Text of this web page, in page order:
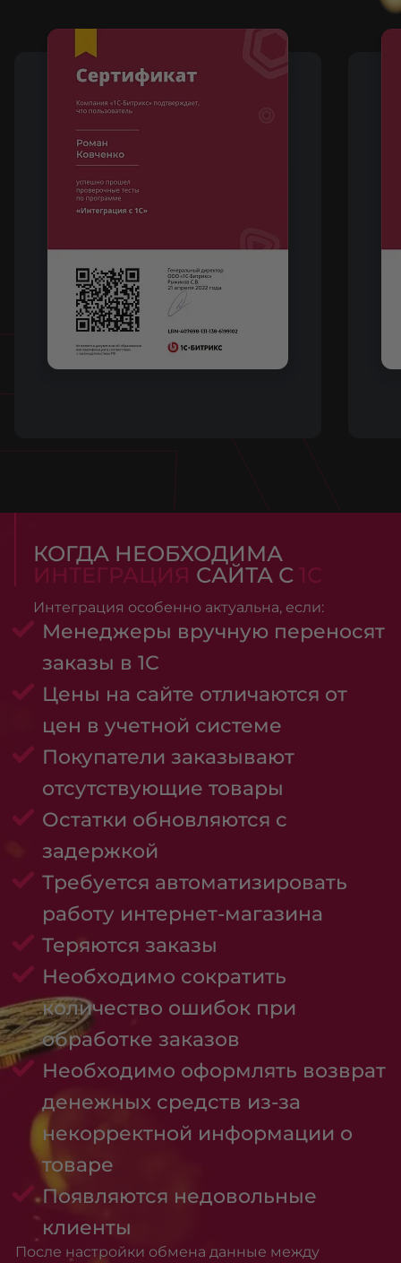
КОГДА НЕОБХОДИМА
ИНТЕГРАЦИЯ САЙТА С 1С
Интеграция особенно актуальна, если:
Менеджеры вручную переносят
заказы в 1С
Цены на сайте отличаются от
цен в учетной системе
Покупатели заказывают
отсутствующие товары
Остатки обновляются с
задержкой
Требуется автоматизировать
работу интернет-магазина
Теряются заказы
Необходимо сократить
количество ошибок при
обработке заказов
Необходимо оформлять возврат
денежных средств из-за
некорректной информации о
товаре
Появляются недовольные
клиенты
После настройки обмена данные между